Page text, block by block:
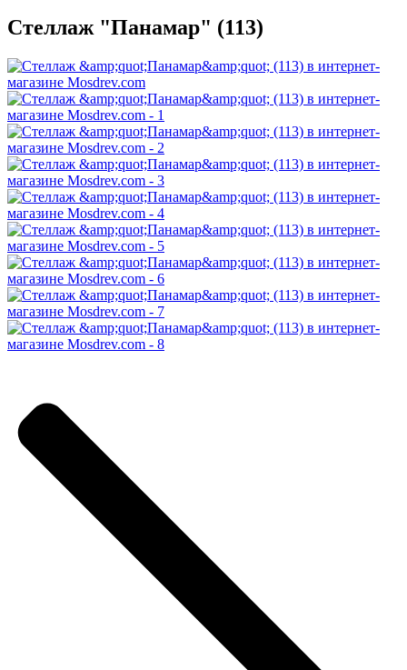
Стеллаж "Панамар" (113)